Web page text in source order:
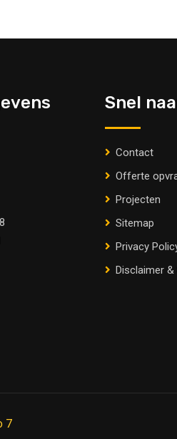
Snel
Contact
Offerte
Projecten
Sitemap
Privacy
Disclaimer
7